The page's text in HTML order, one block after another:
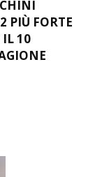
ALBIZZATE
PIÙ FORTE